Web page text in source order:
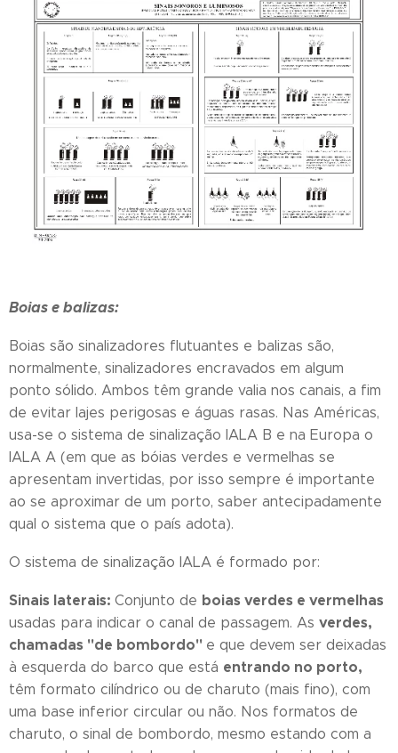
Boias e balizas:
Boias são sinalizadores flutuantes e balizas são,
normalmente, sinalizadores encravados em algum
ponto sólido. Ambos têm grande valia nos canais, a fim
de evitar lajes perigosas e águas rasas. Nas Américas,
usa-se o sistema de sinalização IALA B e na Europa o
IALA A (em que as bóias verdes e vermelhas se
apresentam invertidas, por isso sempre é importante
ao se aproximar de um porto, saber antecipadamente
qual o sistema que o país adota).
O sistema de sinalização IALA é formado por:
Sinais laterais: Conjunto de boias verdes e vermelhas
usadas para indicar o canal de passagem. As verdes,
chamadas "de bombordo" e que devem ser deixadas
à esquerda do barco que está entrando no porto,
têm formato cilíndrico ou de charuto (mais fino), com
uma base inferior circular ou não. Nos formatos de
charuto, o sinal de bombordo, mesmo estando com a